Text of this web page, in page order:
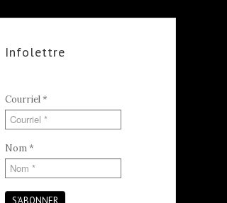
Infolettre
Courriel*
Nom*
S'ABONNER